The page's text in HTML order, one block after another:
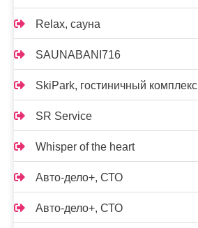
Relax, сауна
SAUNABANI716
SkiPark, гостиничный комплекс
SR Service
Whisper of the heart
Авто-дело+, СТО
Авто-дело+, СТО